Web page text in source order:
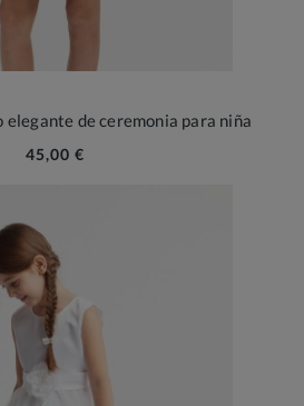
elegante de ceremonia para niña
45,00 €